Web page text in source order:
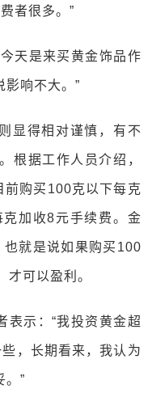
者很多。”
天是来买黄金饰品作
影响不大。”
显得相对谨慎，有不
根据工作人员介绍，
前购买100克以下每克
加收8元手续费。金
就是说如果购买100
才可以盈利。
表示：“我投资黄金超
，长期看来，我认为
。”